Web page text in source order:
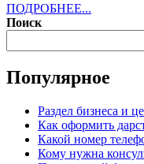
ПОДРОБНЕЕ...
Поиск
Популярное
Раздел бизнеса и
Как оформить
Какой номер
Кому нужна